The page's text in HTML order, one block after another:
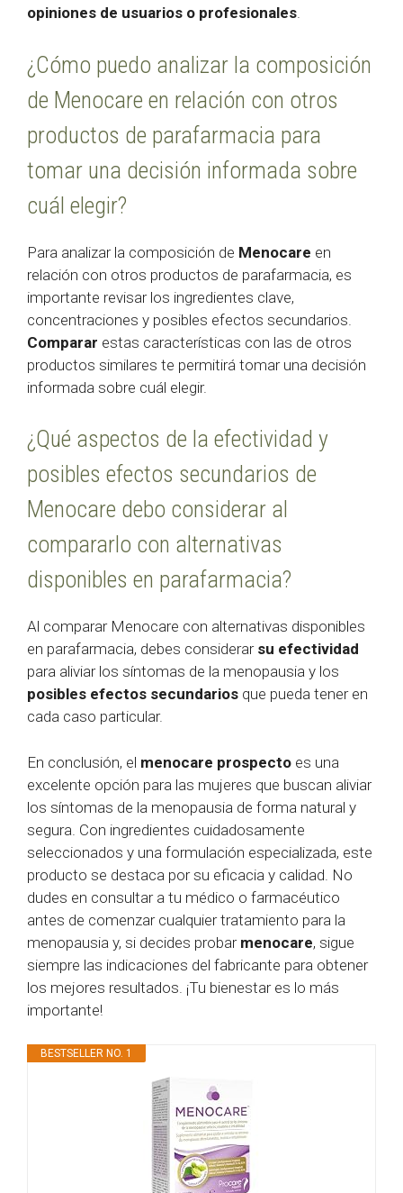
opiniones de usuarios o profesionales.
¿Cómo puedo analizar la composición
de Menocare en relación con otros
productos de parafarmacia para
tomar una decisión informada sobre
cuál elegir?
Para analizar la composición de Menocare en
relación con otros productos de parafarmacia, es
importante revisar los ingredientes clave,
concentraciones y posibles efectos secundarios.
Comparar estas características con las de otros
productos similares te permitirá tomar una decisión
informada sobre cuál elegir.
¿Qué aspectos de la efectividad y
posibles efectos secundarios de
Menocare debo considerar al
compararlo con alternativas
disponibles en parafarmacia?
Al comparar Menocare con alternativas disponibles
en parafarmacia, debes considerar su efectividad
para aliviar los síntomas de la menopausia y los
posibles efectos secundarios que pueda tener en
cada caso particular.
En conclusión, el menocare prospecto es una
excelente opción para las mujeres que buscan aliviar
los síntomas de la menopausia de forma natural y
segura. Con ingredientes cuidadosamente
seleccionados y una formulación especializada, este
producto se destaca por su eficacia y calidad. No
dudes en consultar a tu médico o farmacéutico
antes de comenzar cualquier tratamiento para la
menopausia y, si decides probar menocare, sigue
siempre las indicaciones del fabricante para obtener
los mejores resultados. ¡Tu bienestar es lo más
importante!
BESTSELLER NO. 1